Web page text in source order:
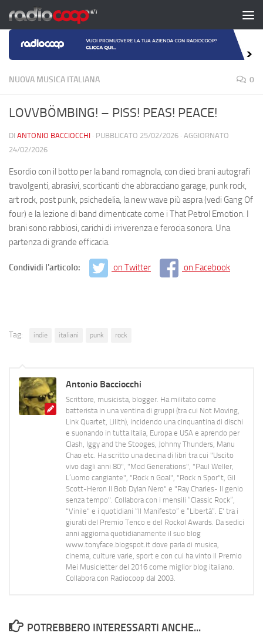
Salta al contenuto
NUOVA MUSICA ITALIANA 0
LOVVBÖMBING! – PISS! PEAS! PEACE!
DI ANTONIO BACCIOCCHI · PUBBLICATO 25/02/2026 · AGGIORNATO
24/02/2026
Esordio con il botto per la band romagnola, con dieci brani autografi
travolgenti, abrasivi, scorticanti che abbracciano garage, punk rock,
art rock, post punk, psichedelia, la new wave più aspra (vedi Gang Of
four) e la lezione di band dimenticate come i That Petrol Emotion. I
brani sono rabbiosi, carichi di irriverenza e ferocia sonora. Una
partenza di grande efficacia.
Condividi l'articolo: on Twitter on Facebook
Tag: indie italiani punk rock
Antonio Bacciocchi
Scrittore, musicista, blogger. Ha militato come
batterista in una ventina di gruppi (tra cui Not Moving,
Link Quartet, Lilith), incidendo una cinquantina di dischi
e suonando in tutta Italia, Europa e USA e aprendo per
Clash, Iggy and the Stooges, Johnny Thunders, Manu
Chao etc. Ha scritto una decina di libri tra cui "Uscito
vivo dagli anni 80", "Mod Generations", "Paul Weller,
L’uomo cangiante", "Rock n Goal", "Rock n Spor"t, Gil
Scott-Heron Il Bob Dylan Nero" e "Ray Charles- Il genio
senza tempo". Collabora con i mensili “Classic Rock”,
"Vinile" e i quotidiani “Il Manifesto” e “Libertà”. E' tra i
giurati del Premio Tenco e del Rockol Awards. Da sedici
anni aggiorna quotidianamente il suo blog
www.tonyface.blogspot.it dove parla di musica,
cinema, culture varie, sport e con cui ha vinto il Premio
Mei Musicletter del 2016 come miglior blog italiano.
Collabora con Radiocoop dal 2003.
POTREBBERO INTERESSARTI ANCHE...